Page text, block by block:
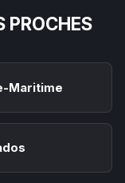
PROCHES
Maritime